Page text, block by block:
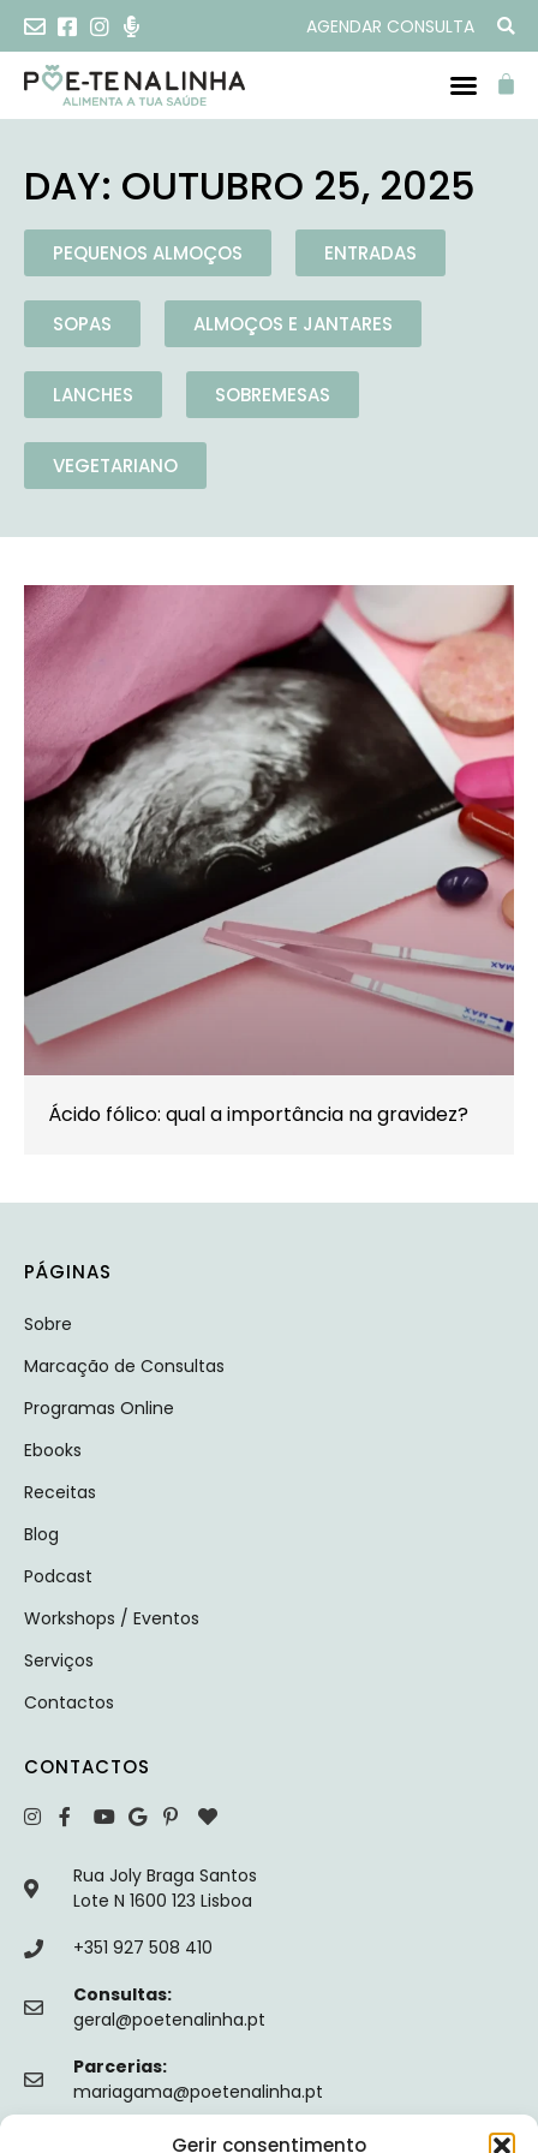
Gerir consentimento
AGENDAR CONSULTA
DAY: OUTUBRO 25, 2025
PEQUENOS ALMOÇOS ENTRADAS
SOPAS ALMOÇOS E JANTARES
LANCHES SOBREMESAS
VEGETARIANO
Ácido fólico: qual a importância na gravidez?
PÁGINAS
Sobre
Marcação de Consultas
Programas Online
Ebooks
Receitas
Blog
Podcast
Workshops / Eventos
Serviços
Contactos
CONTACTOS
Rua Joly Braga Santos
Lote N 1600 123 Lisboa
+351 927 508 410
Consultas:
geral@poetenalinha.pt
Parcerias:
mariagama@poetenalinha.pt